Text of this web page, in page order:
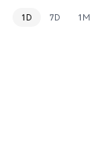
1D 7D 1M